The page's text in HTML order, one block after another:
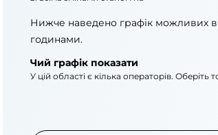
Нижче наведено графік можливих
годинами.
Чий графік показати
У цій області є кілька операторів.